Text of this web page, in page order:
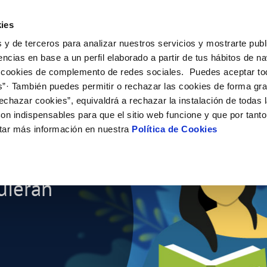
y de terceros para analizar nuestros servicios y mostrarte
en base a un perfil elaborado a partir de tus hábitos de
de complemento de redes sociales. Puedes aceptar
También puedes permitir o rechazar las cookies de forma
cookies”, equivaldrá a rechazar la instalación de todas
indispensables para que el sitio web funcione y que por
más información en nuestra Política de Cookies
de titular
de suministro
MODIFICACIÓN DE DATOS
Actualizar datos bancarios
Actualizar datos de domicilio
VER TODAS LAS GESTIONES
Servicio
AL CLIENTE
contacto
COMPROMISO DE SERVICIO
Arbitraje y mediación
Normativa del servicio
Tu agua
del agua
CUIDADOS DEL AGUA
Consejos de ahorro
Depósitos comunitarios
Conócenos
DE GESTIÓN Y CERTIFICADOS
Nuestros
"Jóvenes